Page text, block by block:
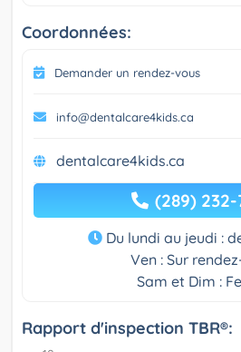
Coordonnées:
Demander un rendez-vous
info@dentalcare4kids.ca
dentalcare4kids.ca
(289) 232-
Du lundi au jeudi :
Ven : Sur
Sam et Dim :
Rapport d'inspection TBR®: